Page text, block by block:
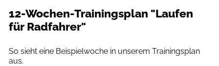
12-Wochen-Trainingsplan "Laufen
für Radfahrer"
So sieht eine Beispielwoche in unserem Trainingsplan
aus.